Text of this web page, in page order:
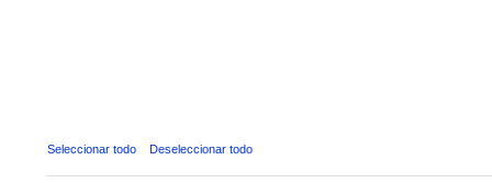
Seleccionar todo Deseleccionar todo